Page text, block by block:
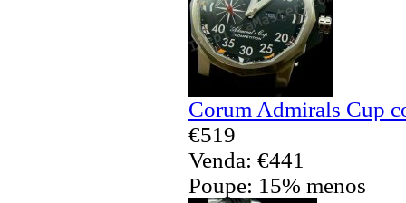
Corum Admirals Cup
€519
Venda: €441
Poupe: 15% menos